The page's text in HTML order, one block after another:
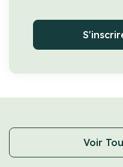
Voir